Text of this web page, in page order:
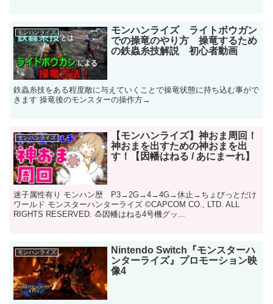
モンハンライズ
モンハンライズ ライトボウガン
での操竜のやり方 操竜するため
の鉄蟲糸技解説 初心者動画
鉄蟲糸技をある程度敵に与えていくことで操竜状態に持ち込む事がで
きます 操竜後のモンスターの操作方→
モンハンライズ
【モンハンライズ】神おま周回！
神おまを出すための神おまを出
す！【因幡はねる / あにまーれ】
迷子属性有り モンハン歴 P3→2G→4→4G→休止→ちょびっとだけ
ワールド モンスターハンターライズ ©️CAPCOM CO., LTD. ALL
RIGHTS RESERVED. 🍮因幡はねる4号機グッ...
モンハンライズ
Nintendo Switch『モンスターハ
ンターライズ』プロモーション映
像4